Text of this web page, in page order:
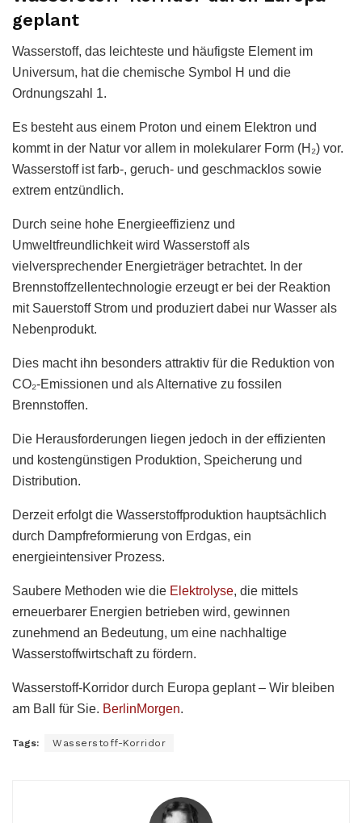
geplant
Wasserstoff, das leichteste und häufigste Element im
Universum, hat die chemische Symbol H und die
Ordnungszahl 1.
Es besteht aus einem Proton und einem Elektron und
kommt in der Natur vor allem in molekularer Form (H₂) vor.
Wasserstoff ist farb-, geruch- und geschmacklos sowie
extrem entzündlich.
Durch seine hohe Energieeffizienz und
Umweltfreundlichkeit wird Wasserstoff als
vielversprechender Energieträger betrachtet. In der
Brennstoffzellentechnologie erzeugt er bei der Reaktion
mit Sauerstoff Strom und produziert dabei nur Wasser als
Nebenprodukt.
Dies macht ihn besonders attraktiv für die Reduktion von
CO₂-Emissionen und als Alternative zu fossilen
Brennstoffen.
Die Herausforderungen liegen jedoch in der effizienten
und kostengünstigen Produktion, Speicherung und
Distribution.
Derzeit erfolgt die Wasserstoffproduktion hauptsächlich
durch Dampfreformierung von Erdgas, ein
energieintensiver Prozess.
Saubere Methoden wie die Elektrolyse, die mittels
erneuerbarer Energien betrieben wird, gewinnen
zunehmend an Bedeutung, um eine nachhaltige
Wasserstoffwirtschaft zu fördern.
Wasserstoff-Korridor durch Europa geplant – Wir bleiben
am Ball für Sie. BerlinMorgen.
Tags: Wasserstoff-Korridor